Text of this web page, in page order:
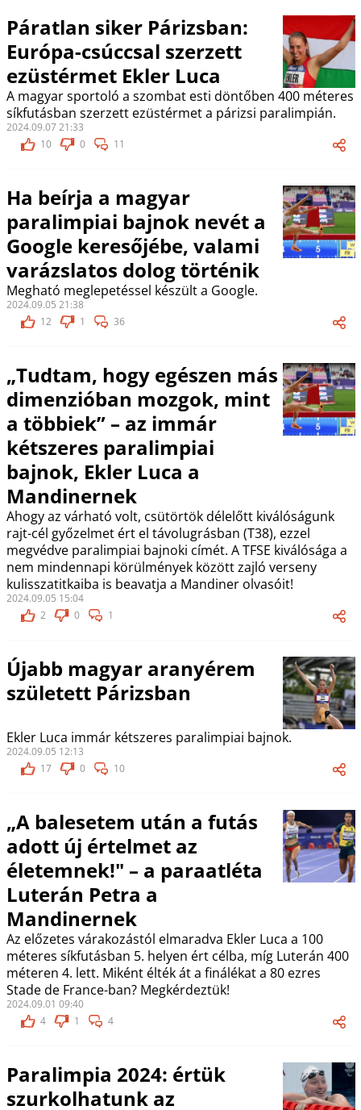
Páratlan siker Párizsban:
Európa-csúccsal szerzett
ezüstérmet Ekler Luca
A magyar sportoló a szombat esti döntőben 400 méteres
síkfutásban szerzett ezüstérmet a párizsi paralimpián.
2024.09.07 21:33
10
0 11
Ha beírja a magyar
paralimpiai bajnok nevét a
Google keresőjébe, valami
varázslatos dolog történik
Megható meglepetéssel készült a Google.
2024.09.05 21:38
12
1 36
„Tudtam, hogy egészen más
dimenzióban mozgok, mint
a többiek” – az immár
kétszeres paralimpiai
bajnok, Ekler Luca a
Mandinernek
Ahogy az várható volt, csütörtök délelőtt kiválóságunk
rajt-cél győzelmet ért el távolugrásban (T38), ezzel
megvédve paralimpiai bajnoki címét. A TFSE kiválósága a
nem mindennapi körülmények között zajló verseny
kulisszatitkaiba is beavatja a Mandiner olvasóit!
2024.09.05 15:04
2
0 1
Újabb magyar aranyérem
született Párizsban
Ekler Luca immár kétszeres paralimpiai bajnok.
2024.09.05 12:13
17
0 10
„A balesetem után a futás
adott új értelmet az
életemnek!" – a paraatléta
Luterán Petra a
Mandinernek
Az előzetes várakozástól elmaradva Ekler Luca a 100
méteres síkfutásban 5. helyen ért célba, míg Luterán 400
méteren 4. lett. Miként élték át a finálékat a 80 ezres
Stade de France-ban? Megkérdeztük!
2024.09.01 09:40
4
1 4
Paralimpia 2024: értük
szurkolhatunk az